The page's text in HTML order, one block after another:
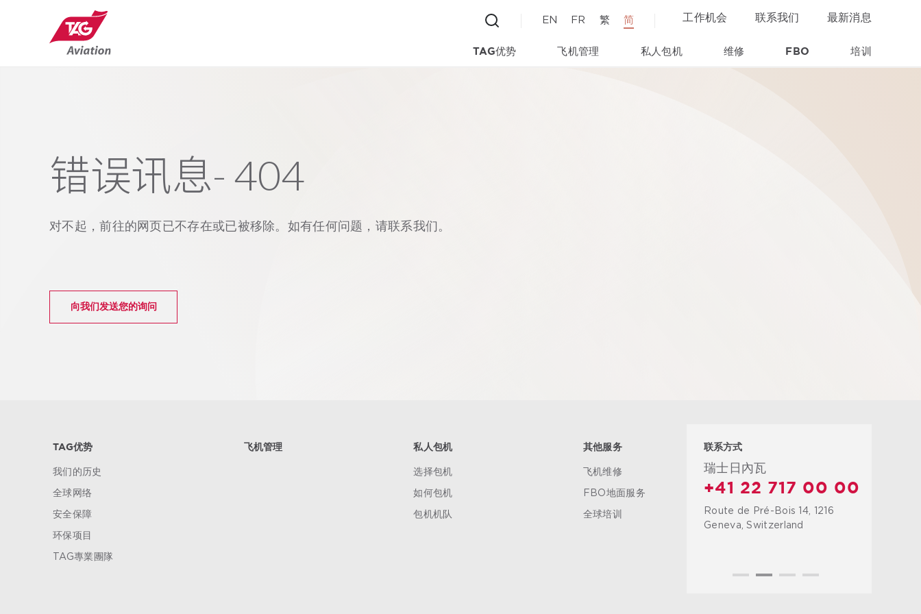
EN FR 繁 简 工作机会 联系我们 最新消息
TAG优势 飞机管理 私人包机 维修 FBO 培训
错误讯息- 404
对不起，前往的网页已不存在或已被移除。如有任何问题，请联系我们。
向我们发送您的询问
TAG优势
我们的历史
全球网络
安全保障
环保项目
TAG專業團隊
飞机管理 私人包机
选择包机
如何包机
包机机队
其他服务
飞机维修
FBO地面服务
全球培训
联系方式
瑞士日內瓦
+41 22 717 00 00
Route de Pré-Bois 14, 1216
Geneva, Switzerland